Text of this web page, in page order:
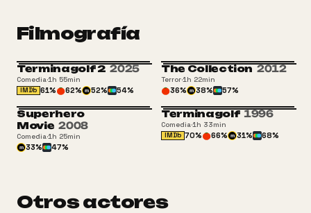
Filmografía
Terminagolf 2 2025
Comedia·1h 55min
IMDb 61% 62% m 52% 54%
The Collection 2012
Terror·1h 22min
36% m 38% 57%
Superhero
Movie 2008
Comedia·1h 25min
m 33% 47%
+13
Terminagolf 1996
Comedia·1h 33min
IMDb 70% 66% m 31% 68%
Otros actores